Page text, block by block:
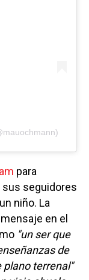
para
seguidores
niño. La
en el
"un ser que
de
plano terrenal"